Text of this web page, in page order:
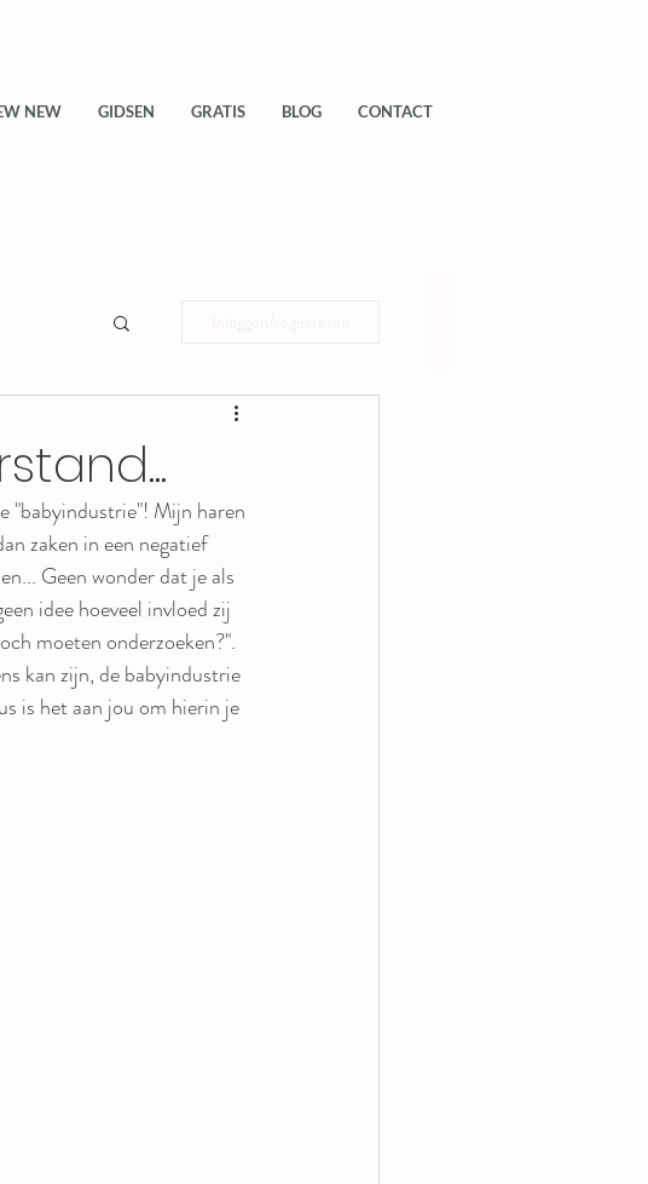
NEW GIDSEN GRATIS BLOG CONTACT
"babyindustrie"! Mijn haren
zaken in een negatief
Geen wonder dat je als
idee hoeveel invloed zij
moeten onderzoeken?".
kan zijn, de babyindustrie
is het aan jou om hierin je